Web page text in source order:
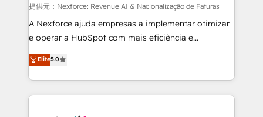
growth. 🚀 AI-Driven GTM Orchestration Unify
HubSpot with LinkedIn, WhatsApp, email, paid
media, and AI voice to drive pipeline. 🤖 AI Custom
prospecting, follow-ups, service triage, and
knowledge retrieval—built in HubSpot. ⚡ Fast-Track
提供元：Nexforce: Revenue AI & Nacionalização de Faturas
A Nexforce ajuda empresas a implementar otimizar
e operar a HubSpot com mais eficiência e
previsibilidade de receita. Combinamos Revenue
Operations (RevOps) e Inteligência Artificial para
estruturar processos integrar sistemas organizar
dados e automatizar operações. O objetivo é
Elite5.0